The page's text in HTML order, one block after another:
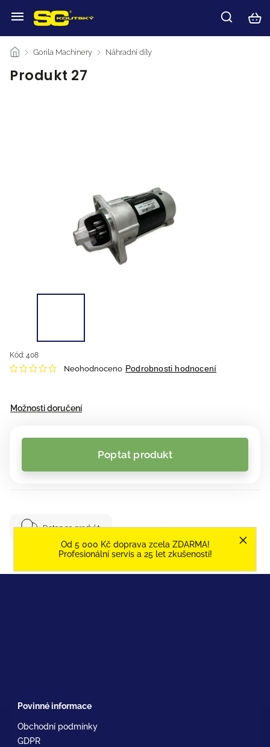
Od 5 000 Kč doprava zcela ZDARMA!
Profesionální servis a 25 let zkušeností!
/ Gorila Machinery / Náhradní díly
Produkt 27
Kód: 408
Neohodnoceno Podrobnosti hodnocení
Možnosti doručení
Poptat produkt
Dotaz na produkt
Povinné informace
Obchodní podmínky
GDPR